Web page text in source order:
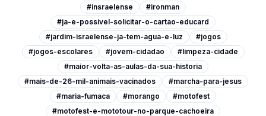
#insraelense
#ironman
#ja-e-possivel-solicitar-o-cartao-educard
#jardim-israelense-ja-tem-agua-e-luz
#jogos
#jogos-escolares
#jovem-cidadao
#limpeza-cidade
#maior-volta-as-aulas-da-sua-historia
#mais-de-26-mil-animais-vacinados
#marcha-para-jesus
#maria-fumaca
#morango
#motofest
#motofest-e-mototour-no-parque-cachoeira